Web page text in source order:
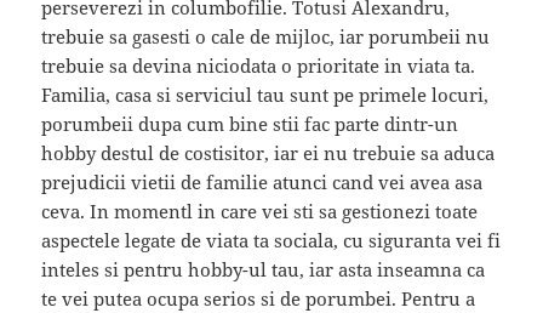
perseverezi in columbofilie. Totusi Alexandru,
trebuie sa gasesti o cale de mijloc, iar porumbeii nu
trebuie sa devina niciodata o prioritate in viata ta.
Familia, casa si serviciul tau sunt pe primele locuri,
porumbeii dupa cum bine stii fac parte dintr-un
hobby destul de costisitor, iar ei nu trebuie sa aduca
prejudicii vietii de familie atunci cand vei avea asa
ceva. In momentl in care vei sti sa gestionezi toate
aspectele legate de viata ta sociala, cu siguranta vei fi
inteles si pentru hobby-ul tau, iar asta inseamna ca
te vei putea ocupa serios si de porumbei. Pentru a